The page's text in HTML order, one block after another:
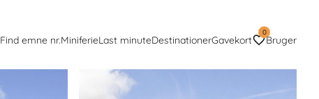
Find emne nr.MiniferieLast minuteDestinationerGavekort
0
Bruger